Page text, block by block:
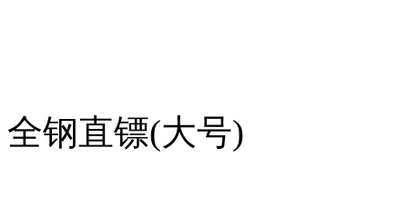
全钢直镖(大号)